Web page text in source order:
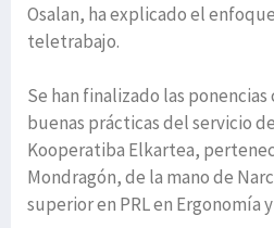
Osalan, ha explicado el
teletrabajo.
Se han finalizado las
buenas prácticas del servicio
Kooperatiba Elkartea,
Mondragón, de la mano de
superior en PRL en Ergonomía